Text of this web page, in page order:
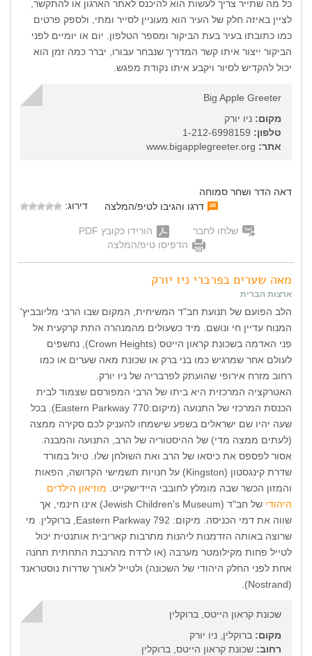
כל מה שתייר צריך לעשות הוא להיכנס לאתר הארגון או להתקשר,
לציין באיזה חלק של העיר הוא מעוניין לסייר ומתי, ולספק פרטים
כמו כתובתו בעיר בעת הביקור ומספר הטלפון. יום או יומיים לפני
הביקור ייצור איתו קשר המדריך שנבחר עבורו, יברר כמה זמן הוא
יכול להקדיש לסיור ויקבע איתו נקודת מפגש.
Big Apple Greeter
מקום: ניו יורק
טלפון:
אתר:
דאה הדר ושחר סמוחה
דרגו והגיבו לטיפ/המלצה
דירוג:
שלחו לחבר
הורידו כקובץ PDF
הדפיסו טיפ/המלצה
מאה שערים בפרברי ניו יורק
ארצות הברית
הלב הפועם של תנועת חב"ד המשיחית, המקום שבו הרבי מליובביץ'
המנוח עדיין חי ונושם. מיד כשעולים מהמנהרה התת קרקעית אל
פני האדמה בשכונת קראון הייטס (Crown Heights), נחשפים
לעולם אחר שמרגיש כמו בני ברק או שכונת מאה שערים או כמו
רחוב מזרח אירופי שהועתק לפרבריה של ניו יורק.
האטרקציה המרכזית היא ביתו של הרבי המפורסם שצמוד לבית
הכנסת המרכזי של התנועה (מיקום:770 Eastern Parkway). בכל
שעה יהיו שם ישראלים בשפע שישמחו להעניק לכם סקירה ממצה
(לעתים ממצה מדי) של ההיסטוריה של הרב, התנועה והמבנה.
אסור לפספס את כיסאו של הרב ואת השולחן שלו. טיול במורד
שדרת קינגסטון (Kingston) על חנויות תשמישי הקדושה, הפאות
והמזון הכשר שבה מומלץ לחובבי היידישקייט. מוזיאון הילדים
היהודי
של חב"ד (Jewish Children's Museum) אינו חינמי, אך
שווה את דמי הכניסה. מיקום: 792 Eastern Parkway, ברוקלין. מי
שרוצה באותה הזדמנות ליהנות מתרבות קאריבית אותנטית יכול
לטייל פחות מקילומטר מערבה (או לרדת מהרכבת התחתית תחנה
אחת לפני החלק היהודי של השכונה) ולטייל לאורך שדרות נוסטראנד
(Nostrand).
שכונת קראון הייטס, ברוקלין
מקום: ברוקלין, ניו יורק
רחוב: שכונת קראון הייטס, ברוקלין